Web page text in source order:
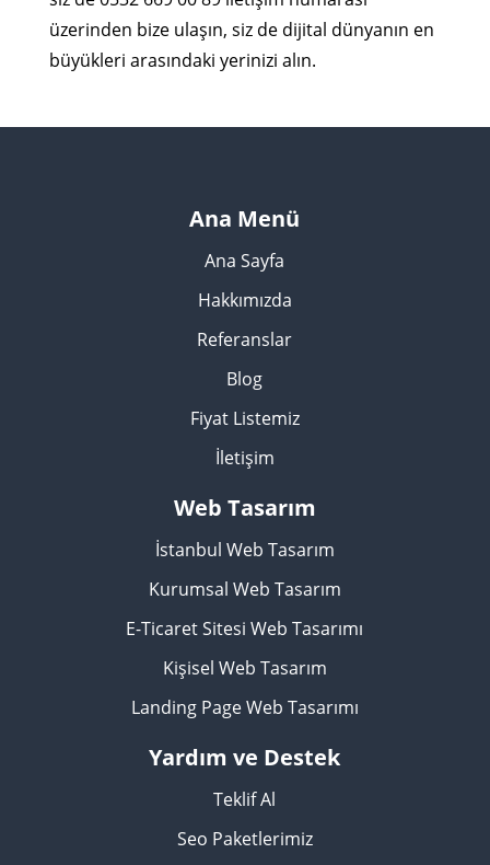
üzerinden bize ulaşın, siz de dijital dünyanın en
büyükleri arasındaki yerinizi alın.
Ana Menü
Ana Sayfa
Hakkımızda
Referanslar
Blog
Fiyat Listemiz
İletişim
Web Tasarım
İstanbul Web Tasarım
Kurumsal Web Tasarım
E-Ticaret Sitesi Web Tasarımı
Kişisel Web Tasarım
Landing Page Web Tasarımı
Yardım ve Destek
Teklif Al
Seo Paketlerimiz